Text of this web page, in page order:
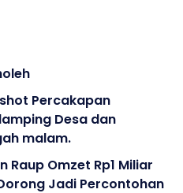
Percakapan
Desa dan
malam.
Raup Omzet Rp1 Miliar
Jadi Percontohan